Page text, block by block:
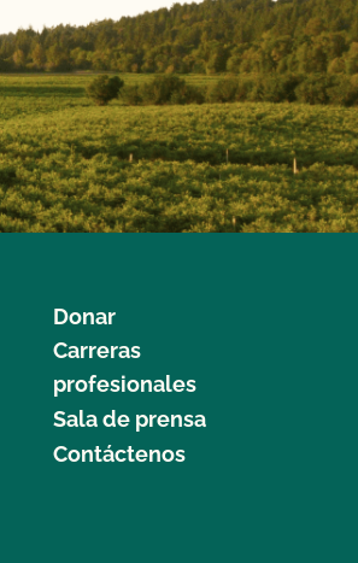
Donar
Carreras
profesionales
Sala de prensa
Contáctenos